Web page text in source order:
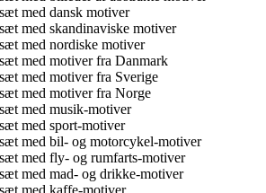
med dansk motiver
med skandinaviske motiver
med nordiske motiver
med motiver fra Danmark
med motiver fra Sverige
med motiver fra Norge
med musik-motiver
med sport-motiver
med bil- og motorcykel-motiver
med fly- og rumfarts-motiver
med mad- og drikke-motiver
med kaffe-motiver